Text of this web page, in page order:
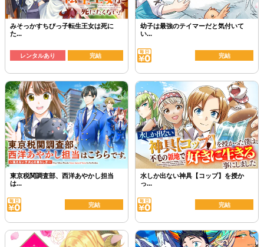
みそっかすちびっ子転生王女は死に
た...
レンタルあり 完結
幼子は最強のテイマーだと気付いて
い...
完結
東京税関調査部、西洋あやかし担当
は...
完結
水しか出ない神具【コップ】を授か
っ...
完結